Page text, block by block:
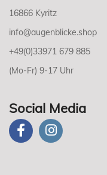
16866 Kyritz
info@augenblicke.shop
+49(0)33971 679 885
(Mo-Fr) 9-17 Uhr
Social Media